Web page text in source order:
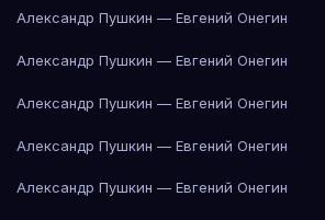
Александр Пушкин — Евгений Онегин
Александр Пушкин — Евгений Онегин
Александр Пушкин — Евгений Онегин
Александр Пушкин — Евгений Онегин
Александр Пушкин — Евгений Онегин